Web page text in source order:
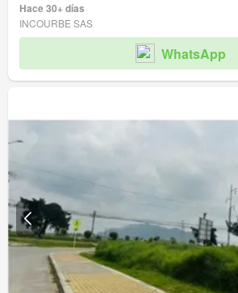
Hace 30+ días
INCOURBE SAS
WhatsApp